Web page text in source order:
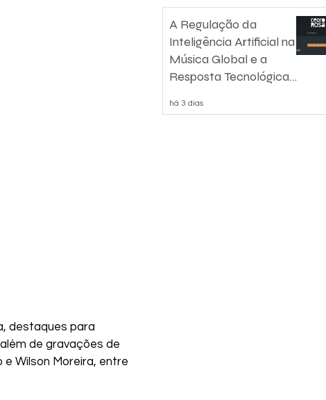
destaques para
de gravações de
e Wilson Moreira, entre
A Regulação da
Inteligência Artificial na
Música Global e a
Resposta Tecnológica
há 3 dias